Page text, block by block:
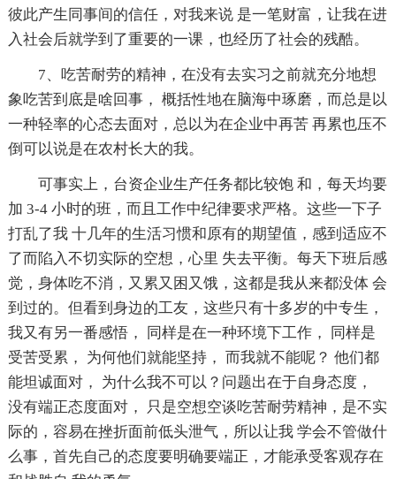
彼此产生同事间的信任，对我来说 是一笔财富，让我在进
入社会后就学到了重要的一课，也经历了社会的残酷。
7、吃苦耐劳的精神，在没有去实习之前就充分地想
象吃苦到底是啥回事， 概括性地在脑海中琢磨，而总是以
一种轻率的心态去面对，总以为在企业中再苦 再累也压不
倒可以说是在农村长大的我。
可事实上，台资企业生产任务都比较饱 和，每天均要
加 3-4 小时的班，而且工作中纪律要求严格。这些一下子
打乱了我 十几年的生活习惯和原有的期望值，感到适应不
了而陷入不切实际的空想，心里 失去平衡。每天下班后感
觉，身体吃不消，又累又困又饿，这都是我从来都没体 会
到过的。但看到身边的工友，这些只有十多岁的中专生，
我又有另一番感悟， 同样是在一种环境下工作， 同样是
受苦受累， 为何他们就能坚持， 而我就不能呢？ 他们都
能坦诚面对， 为什么我不可以？问题出在于自身态度，
没有端正态度面对， 只是空想空谈吃苦耐劳精神，是不实
际的，容易在挫折面前低头泄气，所以让我 学会不管做什
么事，首先自己的态度要明确要端正，才能承受客观存在